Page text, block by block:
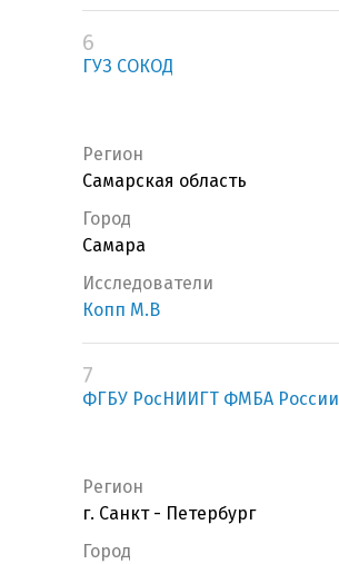
6
ГУЗ СОКОД
Регион
Самарская область
Город
Самара
Исследователи
Копп М.В
7
ФГБУ РосНИИГТ ФМБА России
Регион
г. Санкт - Петербург
Город